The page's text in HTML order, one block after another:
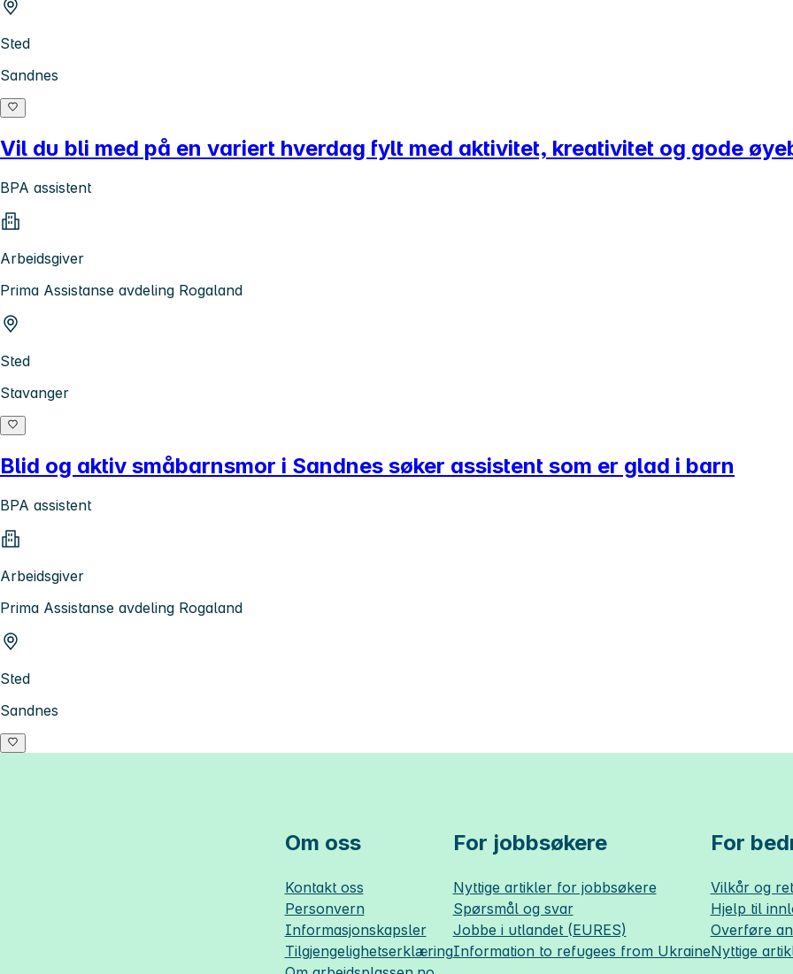
Sted
Sandnes
Vil du bli med på en variert hverdag fylt med aktivitet, kreativitet og gode
BPA assistent
Arbeidsgiver
Prima Assistanse avdeling Rogaland
Sted
Stavanger
Blid og aktiv småbarnsmor i Sandnes søker assistent som er glad i barn
BPA assistent
Arbeidsgiver
Prima Assistanse avdeling Rogaland
Sted
Sandnes
Om oss
Kontakt oss
Personvern
Informasjonskapsler
Tilgjengelighetserklæring
For jobbsøkere
Nyttige artikler for jobbsøkere
Spørsmål og svar
Jobbe i utlandet (EURES)
Information to refugees from Ukraine
For
Vilkår og
Hjelp til
Overføre
Nyttige